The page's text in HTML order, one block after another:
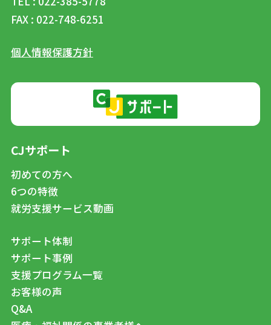
FAX : 022-748-6251
個人情報保護方針
CJサポート
初めての方へ
6つの特徴
就労支援サービス動画
サポート体制
サポート事例
支援プログラム一覧
お客様の声
Q&A